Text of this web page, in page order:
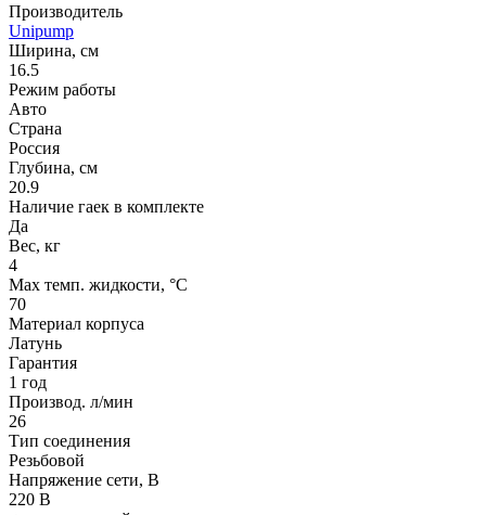
Производитель
Unipump
Ширина, см
16.5
Режим работы
Авто
Страна
Россия
Глубина, см
20.9
Наличие гаек в комплекте
Да
Вес, кг
4
Max темп. жидкости, °С
70
Материал корпуса
Латунь
Гарантия
1 год
Производ. л/мин
26
Тип соединения
Резьбовой
Напряжение сети, В
220 В